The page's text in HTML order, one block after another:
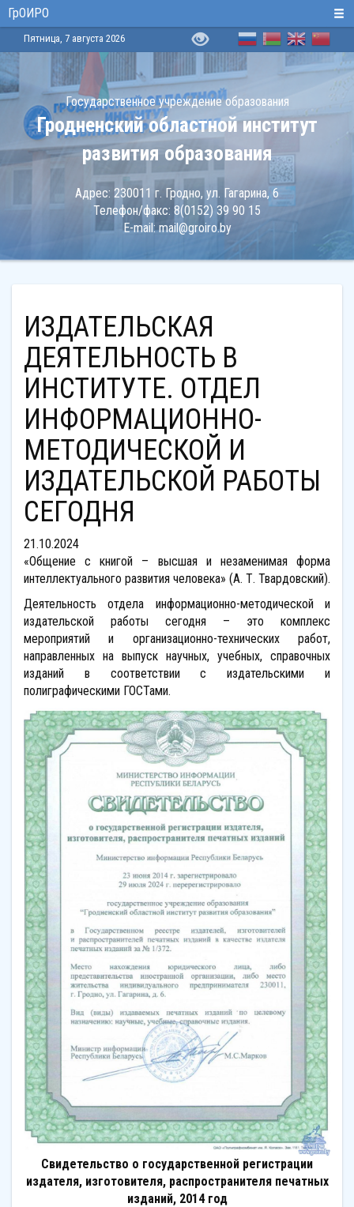
Пятница, 7 августа 2026
Государственное учреждение образования
Гродненский областной институт
развития образования
Адрес: 230011 г. Гродно, ул. Гагарина, 6
Телефон/факс: 8(0152) 39 90 15
E-mail:mail@groiro.by
ГрОИРО
ИЗДАТЕЛЬСКАЯ
ДЕЯТЕЛЬНОСТЬ В
ИНСТИТУТЕ. ОТДЕЛ
ИНФОРМАЦИОННО-
МЕТОДИЧЕСКОЙ И
ИЗДАТЕЛЬСКОЙ РАБОТЫ
СЕГОДНЯ
21.10.2024
«Общение с книгой – высшая и незаменимая форма
интеллектуального развития человека» (А. Т. Твардовский).
Деятельность отдела информационно-методической и
издательской работы сегодня – это комплекс
мероприятий и организационно-технических работ,
направленных на выпуск научных, учебных, справочных
изданий в соответствии с издательскими и
полиграфическими ГОСТами.
Свидетельство о государственной регистрации
издателя, изготовителя, распространителя печатных
изданий, 2014 год